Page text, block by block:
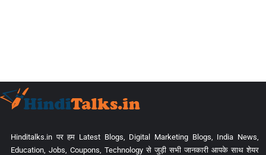
Hinditalks.in पर हम Latest Blogs, Digital Marketing Blogs, India News,
Education, Jobs, Coupons, Technology से जुड़ी सभी जानकारी आपके साथ शेयर